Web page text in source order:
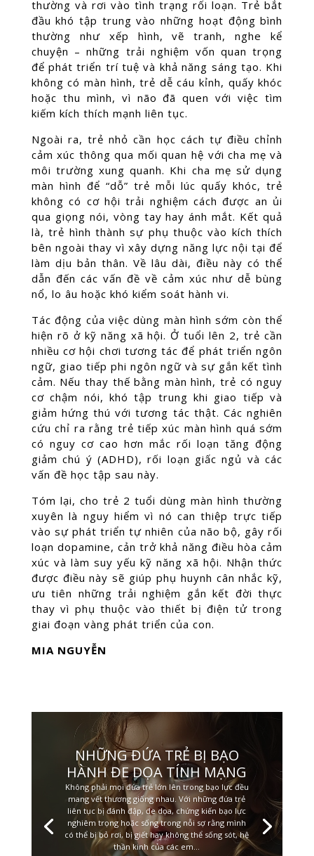
thường và rơi vào tình trạng rối loạn. Trẻ bắt
đầu khó tập trung vào những hoạt động bình
thường như xếp hình, vẽ tranh, nghe kể
chuyện – những trải nghiệm vốn quan trọng
để phát triển trí tuệ và khả năng sáng tạo. Khi
không có màn hình, trẻ dễ cáu kỉnh, quấy khóc
hoặc thu mình, vì não đã quen với việc tìm
kiếm kích thích mạnh liên tục.
Ngoài ra, trẻ nhỏ cần học cách tự điều chỉnh
cảm xúc thông qua mối quan hệ với cha mẹ và
môi trường xung quanh. Khi cha mẹ sử dụng
màn hình để “dỗ” trẻ mỗi lúc quấy khóc, trẻ
không có cơ hội trải nghiệm cách được an ủi
qua giọng nói, vòng tay hay ánh mắt. Kết quả
là, trẻ hình thành sự phụ thuộc vào kích thích
bên ngoài thay vì xây dựng năng lực nội tại để
làm dịu bản thân. Về lâu dài, điều này có thể
dẫn đến các vấn đề về cảm xúc như dễ bùng
nổ, lo âu hoặc khó kiểm soát hành vi.
Tác động của việc dùng màn hình sớm còn thể
hiện rõ ở kỹ năng xã hội. Ở tuổi lên 2, trẻ cần
nhiều cơ hội chơi tương tác để phát triển ngôn
ngữ, giao tiếp phi ngôn ngữ và sự gắn kết tình
cảm. Nếu thay thế bằng màn hình, trẻ có nguy
cơ chậm nói, khó tập trung khi giao tiếp và
giảm hứng thú với tương tác thật. Các nghiên
cứu chỉ ra rằng trẻ tiếp xúc màn hình quá sớm
có nguy cơ cao hơn mắc rối loạn tăng động
giảm chú ý (ADHD), rối loạn giấc ngủ và các
vấn đề học tập sau này.
Tóm lại, cho trẻ 2 tuổi dùng màn hình thường
xuyên là nguy hiểm vì nó can thiệp trực tiếp
vào sự phát triển tự nhiên của não bộ, gây rối
loạn dopamine, cản trở khả năng điều hòa cảm
xúc và làm suy yếu kỹ năng xã hội. Nhận thức
được điều này sẽ giúp phụ huynh cân nhắc kỹ,
ưu tiên những trải nghiệm gắn kết đời thực
thay vì phụ thuộc vào thiết bị điện tử trong
giai đoạn vàng phát triển của con.
MIA NGUYỄN
NHỮNG ĐỨA TRẺ BỊ BẠO
HÀNH ĐE DỌA TÍNH MẠNG
Không phải mọi đứa trẻ lớn lên trong bạo lực đều
mang vết thương giống nhau. Với những đứa trẻ
liên tục bị đánh đập, đe dọa, chứng kiến bạo lực
nghiêm trọng hoặc sống trong nỗi sợ rằng mình
có thể bị bỏ rơi, bị giết hay không thể sống sót, hệ
thần kinh của các em...